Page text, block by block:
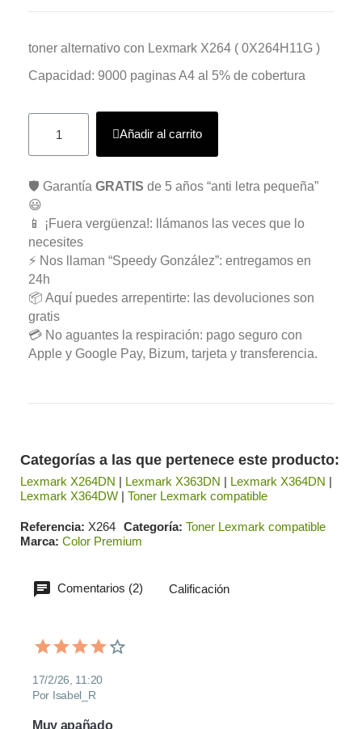
toner alternativo con Lexmark X264 ( 0X264H11G )
Capacidad: 9000 paginas A4 al 5% de cobertura
Añadir al carrito
🛡️ Garantía GRATIS de 5 años “anti letra pequeña”
😃
📱 ¡Fuera vergüenza!: llámanos las veces que lo
necesites
⚡ Nos llaman “Speedy González”: entregamos en
24h
📦 Aquí puedes arrepentirte: las devoluciones son
gratis
💳 No aguantes la respiración: pago seguro con
Apple y Google Pay, Bizum, tarjeta y transferencia.
Categorías a las que pertenece este producto:
Lexmark X264DN | Lexmark X363DN | Lexmark X364DN |
Lexmark X364DW | Toner Lexmark compatible
Referencia X264 Categoría Toner Lexmark compatible
Marca Color Premium
Comentarios (2) Calificación
17/2/26, 11:20
Por Isabel_R
Muy apañado